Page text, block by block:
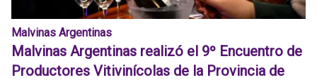
Malvinas Argentinas
Malvinas Argentinas realizó el 9º Encuentro de
Productores Vitivinícolas de la Provincia de